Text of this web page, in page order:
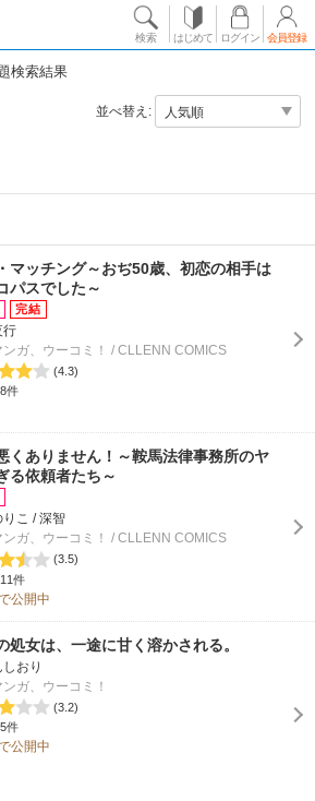
検索 はじめて ログイン 会員登録
検索結果
並べ替え:
マッチング～おぢ50歳、初恋の相手は
パスでした～
行
ンガ、ウーコミ！ / CLLENN COMICS
(4.3)
件
くありません！～鞍馬法律事務所のヤ
る依頼者たち～
こ / 深智
ンガ、ウーコミ！ / CLLENN COMICS
(3.5)
件
公開中
処女は、一途に甘く溶かされる。
おり
ガ、ウーコミ！
(3.2)
件
公開中